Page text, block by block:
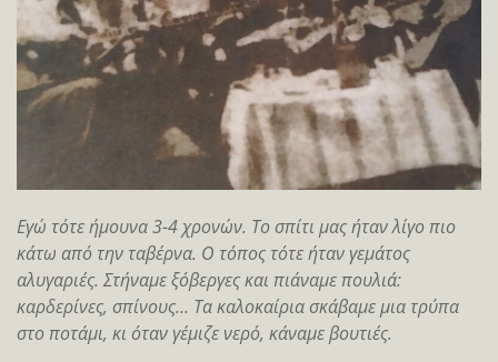
Εγώ τότε ήμουνα 3-4 χρονών. Το σπίτι μας ήταν λίγο πιο
κάτω από την ταβέρνα. Ο τόπος τότε ήταν γεμάτος
αλυγαριές. Στήναμε ξόβεργες και πιάναμε πουλιά:
καρδερίνες, σπίνους… Τα καλοκαίρια σκάβαμε μια τρύπα
στο ποτάμι, κι όταν γέμιζε νερό, κάναμε βουτιές.